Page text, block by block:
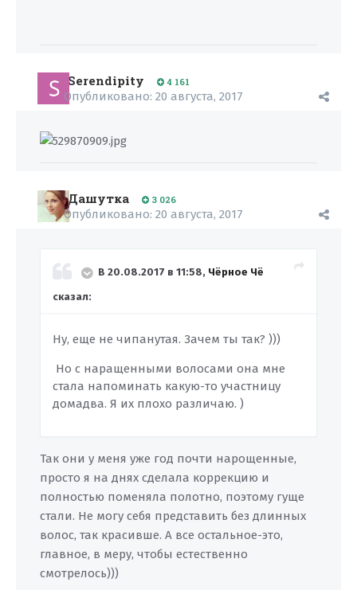
Serendipity 4 161
Опубликовано: 20 августа, 2017
Дашутка 3 026
Опубликовано: 20 августа, 2017
В 20.08.2017 в 11:58, Чёрное Чё
сказал:
Ну, еще не чипанутая. Зачем ты так? )))
Но с наращенными волосами она мне
стала напоминать какую-то участницу
домадва. Я их плохо различаю. )
Так они у меня уже год почти нарощенные,
просто я на днях сделала коррекцию и
полностью поменяла полотно, поэтому гуще
стали. Не могу себя представить без длинных
волос, так красивше. А все остальное-это,
главное, в меру, чтобы естественно
смотрелось)))